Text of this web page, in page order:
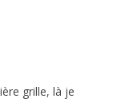
grille, là je